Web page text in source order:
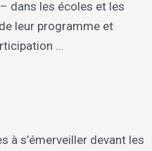
dans les écoles et les
leur programme et
…
à s’émerveiller devant les